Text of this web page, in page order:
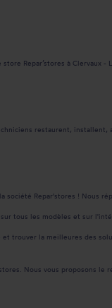
Repar’stores à
restaurent,
société Repar'stores ! Nous
tous les modèles et sur
trouver la meilleures des
Nous vous proposons